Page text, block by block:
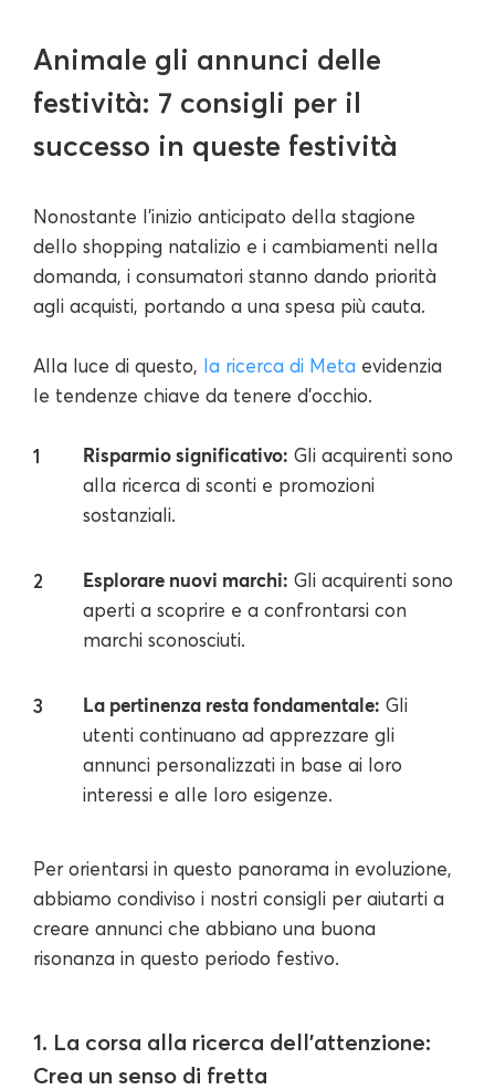
Animale gli annunci delle
festività: 7 consigli per il
successo in queste festività
Nonostante l'inizio anticipato della stagione
dello shopping natalizio e i cambiamenti nella
domanda, i consumatori stanno dando priorità
agli acquisti, portando a una spesa più cauta.
Alla luce di questo, la ricerca di Meta evidenzia
le tendenze chiave da tenere d'occhio.
Risparmio significativo: Gli acquirenti sono
alla ricerca di sconti e promozioni
sostanziali.
Esplorare nuovi marchi: Gli acquirenti sono
aperti a scoprire e a confrontarsi con
marchi sconosciuti.
La pertinenza resta fondamentale: Gli
utenti continuano ad apprezzare gli
annunci personalizzati in base ai loro
interessi e alle loro esigenze.
Per orientarsi in questo panorama in evoluzione,
abbiamo condiviso i nostri consigli per aiutarti a
creare annunci che abbiano una buona
risonanza in questo periodo festivo.
1. La corsa alla ricerca dell'attenzione:
Crea un senso di fretta